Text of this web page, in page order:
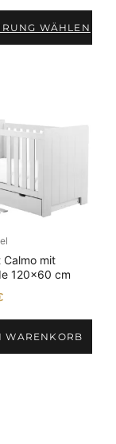
WÄHLEN
mit
120×60 cm
WARENKORB